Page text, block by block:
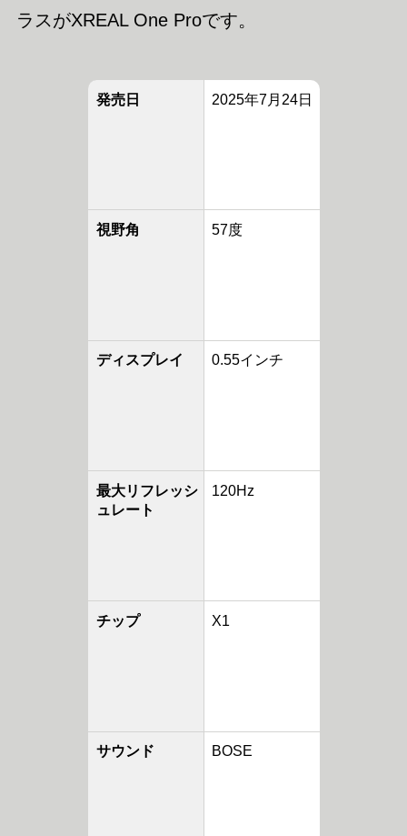
ラスがXREAL One Proです。
発売日 2025年7月24日
視野角 57度
ディスプレイ 0.55インチ
最大リフレッシ
ュレート
120Hz
チップ X1
サウンド BOSE